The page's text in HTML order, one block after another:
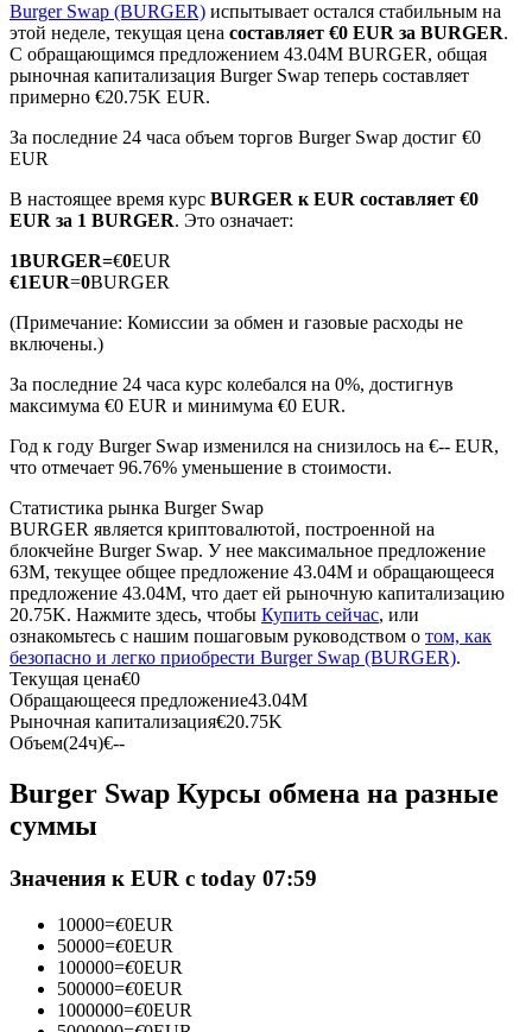
Фьючерсы на COIN-M
Криптовалютные фьючерсы
Деривативы на акции, форекс, драгоценные металлы и
сырьевые товары
Фьючерсы с использованием USDC в качестве
обеспечения
Копирование торговли
Присоединяйтесь к лучшим трейдерам
Burger Swap (BURGER) испытывает остался стабильным на
этой неделе, текущая цена составляет €0 EUR за BURGER.
С обращающимся предложением 43.04M BURGER, общая
рыночная капитализация Burger Swap теперь составляет
примерно €20.75K EUR.
За последние 24 часа объем торгов Burger Swap достиг €0
EUR
В настоящее время курс BURGER к EUR составляет €0
EUR за 1 BURGER. Это означает:
1BURGER=€0EUR
€1EUR=0BURGER
(Примечание: Комиссии за обмен и газовые расходы не
включены.)
За последние 24 часа курс колебался на 0%, достигнув
максимума €0 EUR и минимума €0 EUR.
Год к году Burger Swap изменился на снизилось на €-- EUR,
что отмечает 96.76% уменьшение в стоимости.
Статистика рынка Burger Swap
BURGER является криптовалютой, построенной на
блокчейне Burger Swap. У нее максимальное предложение
63M, текущее общее предложение 43.04M и обращающееся
предложение 43.04M, что дает ей рыночную капитализацию
20.75K. Нажмите здесь, чтобы Купить сейчас, или
ознакомьтесь с нашим пошаговым руководством о том, как
безопасно и легко приобрести Burger Swap (BURGER).
Текущая цена€0
Обращающееся предложение43.04M
Рыночная капитализация€20.75K
Объем(24ч)€--
Burger Swap Курсы обмена на разные
суммы
Значения к EUR с today 07:59
10000=€0EUR
50000=€0EUR
100000=€0EUR
500000=€0EUR
1000000=€0EUR